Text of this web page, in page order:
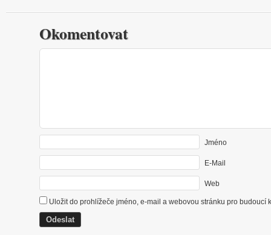
Okomentovat
Jméno
E-Mail
Web
Uložit do prohlížeče jméno, e-mail a webovou stránku pro budoucí